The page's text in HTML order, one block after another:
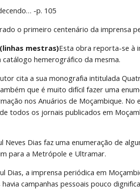
-p. 105
o primeiro centenário da imprensa
mestras)Esta obra reporta-se à
catálogo hemerográfico da mesma.
cita a sua monografia intitulada
que é muito difícil fazer uma
nos Anuários de Moçambique.
todos os jornais publicados em
Neves Dias faz uma enumeração de
para a Metrópole e Ultramar.
Dias, a imprensa periódica em
campanhas pessoais pouco